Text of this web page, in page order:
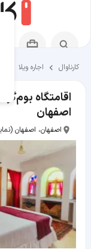
کارناوال اجاره ویلا
اقامتگاه
اصفهان
اصفهان، اصفهان